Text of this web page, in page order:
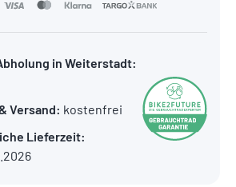
in Weiterstadt:
Versand: kostenfrei
Lieferzeit: